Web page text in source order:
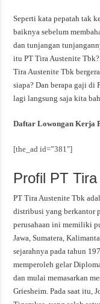
Seperti kata pepatah tak
baiknya sebelum
dan tunjangan
itu PT Tira Austenite
Tira Austenite Tbk
siapa? Dan berapa gaji di
lagi langsung saja kita
Daftar Lowongan Kerja
[the_ad id=”381″]
Profil PT
PT Tira Austenite Tbk
distribusi yang berkantor
perusahaan ini memiliki
Jawa, Sumatera,
sejarahnya pada tahun
memperoleh gelar
dan mulai memasarkan
Griesheim. Pada saat itu,